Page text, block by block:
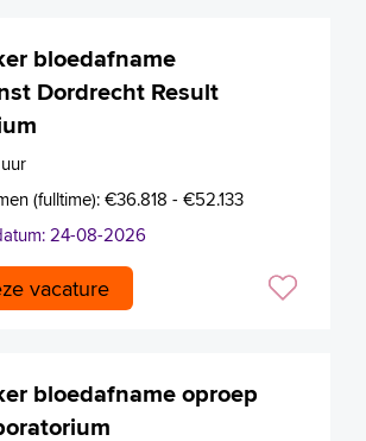
bloedafname
Dordrecht Result
(fulltime): €36.818 - €52.133
24-08-2026
vacature
bloedafname oproep